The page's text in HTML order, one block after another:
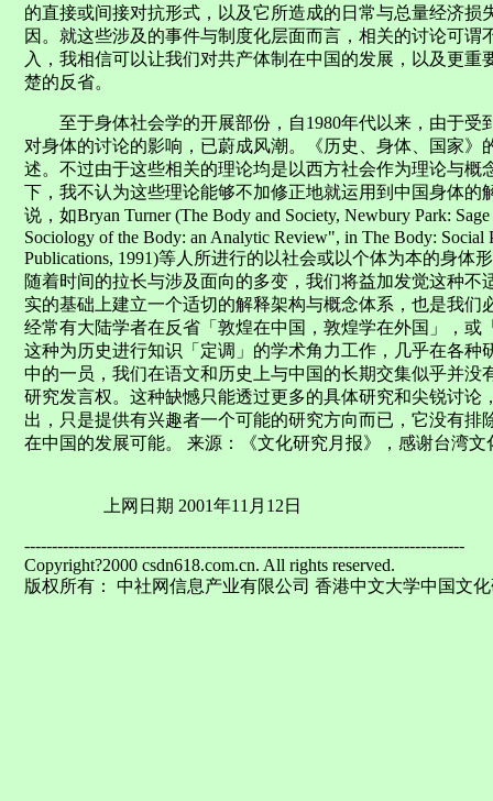
的直接或间接对抗形式，以及它所造成的日常与总量经济
因。就这些涉及的事件与制度化层面而言，相关的讨论可
入，我相信可以让我们对共产体制在中国的发展，以及更
楚的反省。
至于身体社会学的开展部份，自1980年代以来，由于受
对身体的讨论的影响，已蔚成风潮。《历史、身体、国家
述。不过由于这些相关的理论均是以西方社会作为理论与概
下，我不认为这些理论能够不加修正地就运用到中国身体
说，如Bryan Turner (The Body and Society, Newbury Park:
Sociology of the Body: an Analytic Review", in The Body: Social
Publications, 1991)等人所进行的以社会或以个体为本的身
随着时间的拉长与涉及面向的多变，我们将益加发觉这种
实的基础上建立一个适切的解释架构与概念体系，也是
经常有大陆学者在反省「敦煌在中国，敦煌学在外国」，
这种为历史进行知识「定调」的学术角力工作，几乎在各
中的一员，我们在语文和历史上与中国的长期交集似乎并
研究发言权。这种缺憾只能透过更多的具体研究和尖锐讨论
出，只是提供有兴趣者一个可能的研究方向而已，它没有
在中国的发展可能。 来源：《文化研究月报》，感谢台湾
上网日期 2001年11月12日
--------------------------------------------------------------------------------
Copyright?2000 csdn618.com.cn. All rights reserved.
版权所有： 中社网信息产业有限公司 香港中文大学中国文